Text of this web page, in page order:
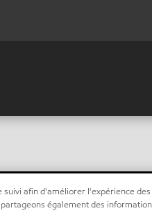
afin d'améliorer l'expérience
également des